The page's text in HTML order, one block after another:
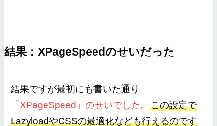
結果：XPageSpeedのせいだった
結果ですが最初にも書いた通り
「XPageSpeed」のせいでした。この設定で
LazyloadやCSSの最適化なども行えるのです